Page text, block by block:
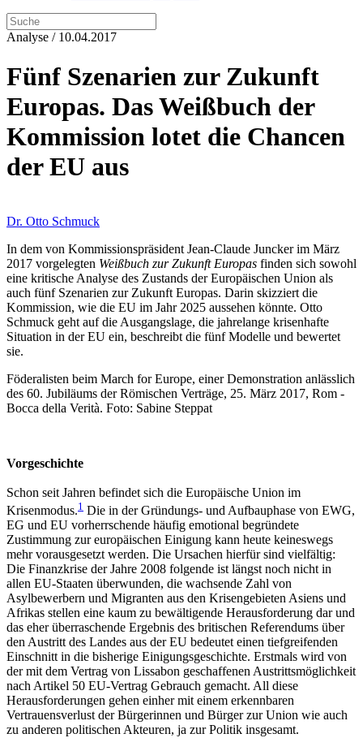
Analyse / 10.04.2017
Fünf Szenarien zur Zukunft
Europas. Das Weißbuch der
Kommission lotet die Chancen
der EU aus
Dr. Otto Schmuck
In dem von Kommissionspräsident Jean-Claude Juncker im März
2017 vorgelegten Weißbuch zur Zukunft Europas finden sich sowohl
eine kritische Analyse des Zustands der Europäischen Union als
auch fünf Szenarien zur Zukunft Europas. Darin skizziert die
Kommission, wie die EU im Jahr 2025 aussehen könnte. Otto
Schmuck geht auf die Ausgangslage, die jahrelange krisenhafte
Situation in der EU ein, beschreibt die fünf Modelle und bewertet
sie.
Föderalisten beim March for Europe, einer Demonstration anlässlich
des 60. Jubiläums der Römischen Verträge, 25. März 2017, Rom -
Bocca della Verità. Foto: Sabine Steppat
Vorgeschichte
Schon seit Jahren befindet sich die Europäische Union im
Krisenmodus.1 Die in der Gründungs- und Aufbauphase von EWG,
EG und EU vorherrschende häufig emotional begründete
Zustimmung zur europäischen Einigung kann heute keineswegs
mehr vorausgesetzt werden. Die Ursachen hierfür sind vielfältig:
Die Finanzkrise der Jahre 2008 folgende ist längst noch nicht in
allen EU-Staaten überwunden, die wachsende Zahl von
Asylbewerbern und Migranten aus den Krisengebieten Asiens und
Afrikas stellen eine kaum zu bewältigende Herausforderung dar und
das eher überraschende Ergebnis des britischen Referendums über
den Austritt des Landes aus der EU bedeutet einen tiefgreifenden
Einschnitt in die bisherige Einigungsgeschichte. Erstmals wird von
der mit dem Vertrag von Lissabon geschaffenen Austrittsmöglichkeit
nach Artikel 50 EU-Vertrag Gebrauch gemacht. All diese
Herausforderungen gehen einher mit einem erkennbaren
Vertrauensverlust der Bürgerinnen und Bürger zur Union wie auch
zu anderen politischen Akteuren, ja zur Politik insgesamt.